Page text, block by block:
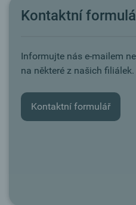
Kontaktní
Informujte nás e-mailem
na některé z našich filiálek.
Kontaktní formulář